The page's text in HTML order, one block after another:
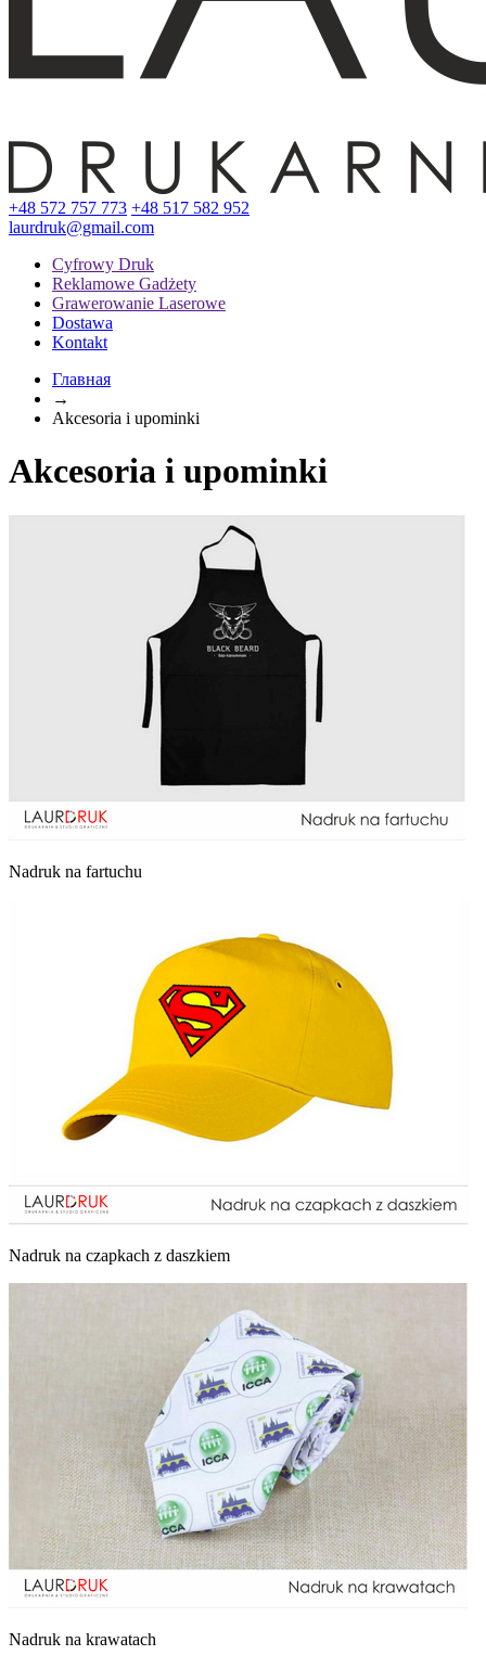
+48 572 757 773 +48 517 582 952
laurdruk@gmail.com
Cyfrowy Druk
Reklamowe Gadżety
Grawerowanie Laserowe
Dostawa
Kontakt
Главная
→
Akcesoria i upominki
Akcesoria i upominki
Nadruk na fartuchu
Nadruk na czapkach z daszkiem
Nadruk na krawatach